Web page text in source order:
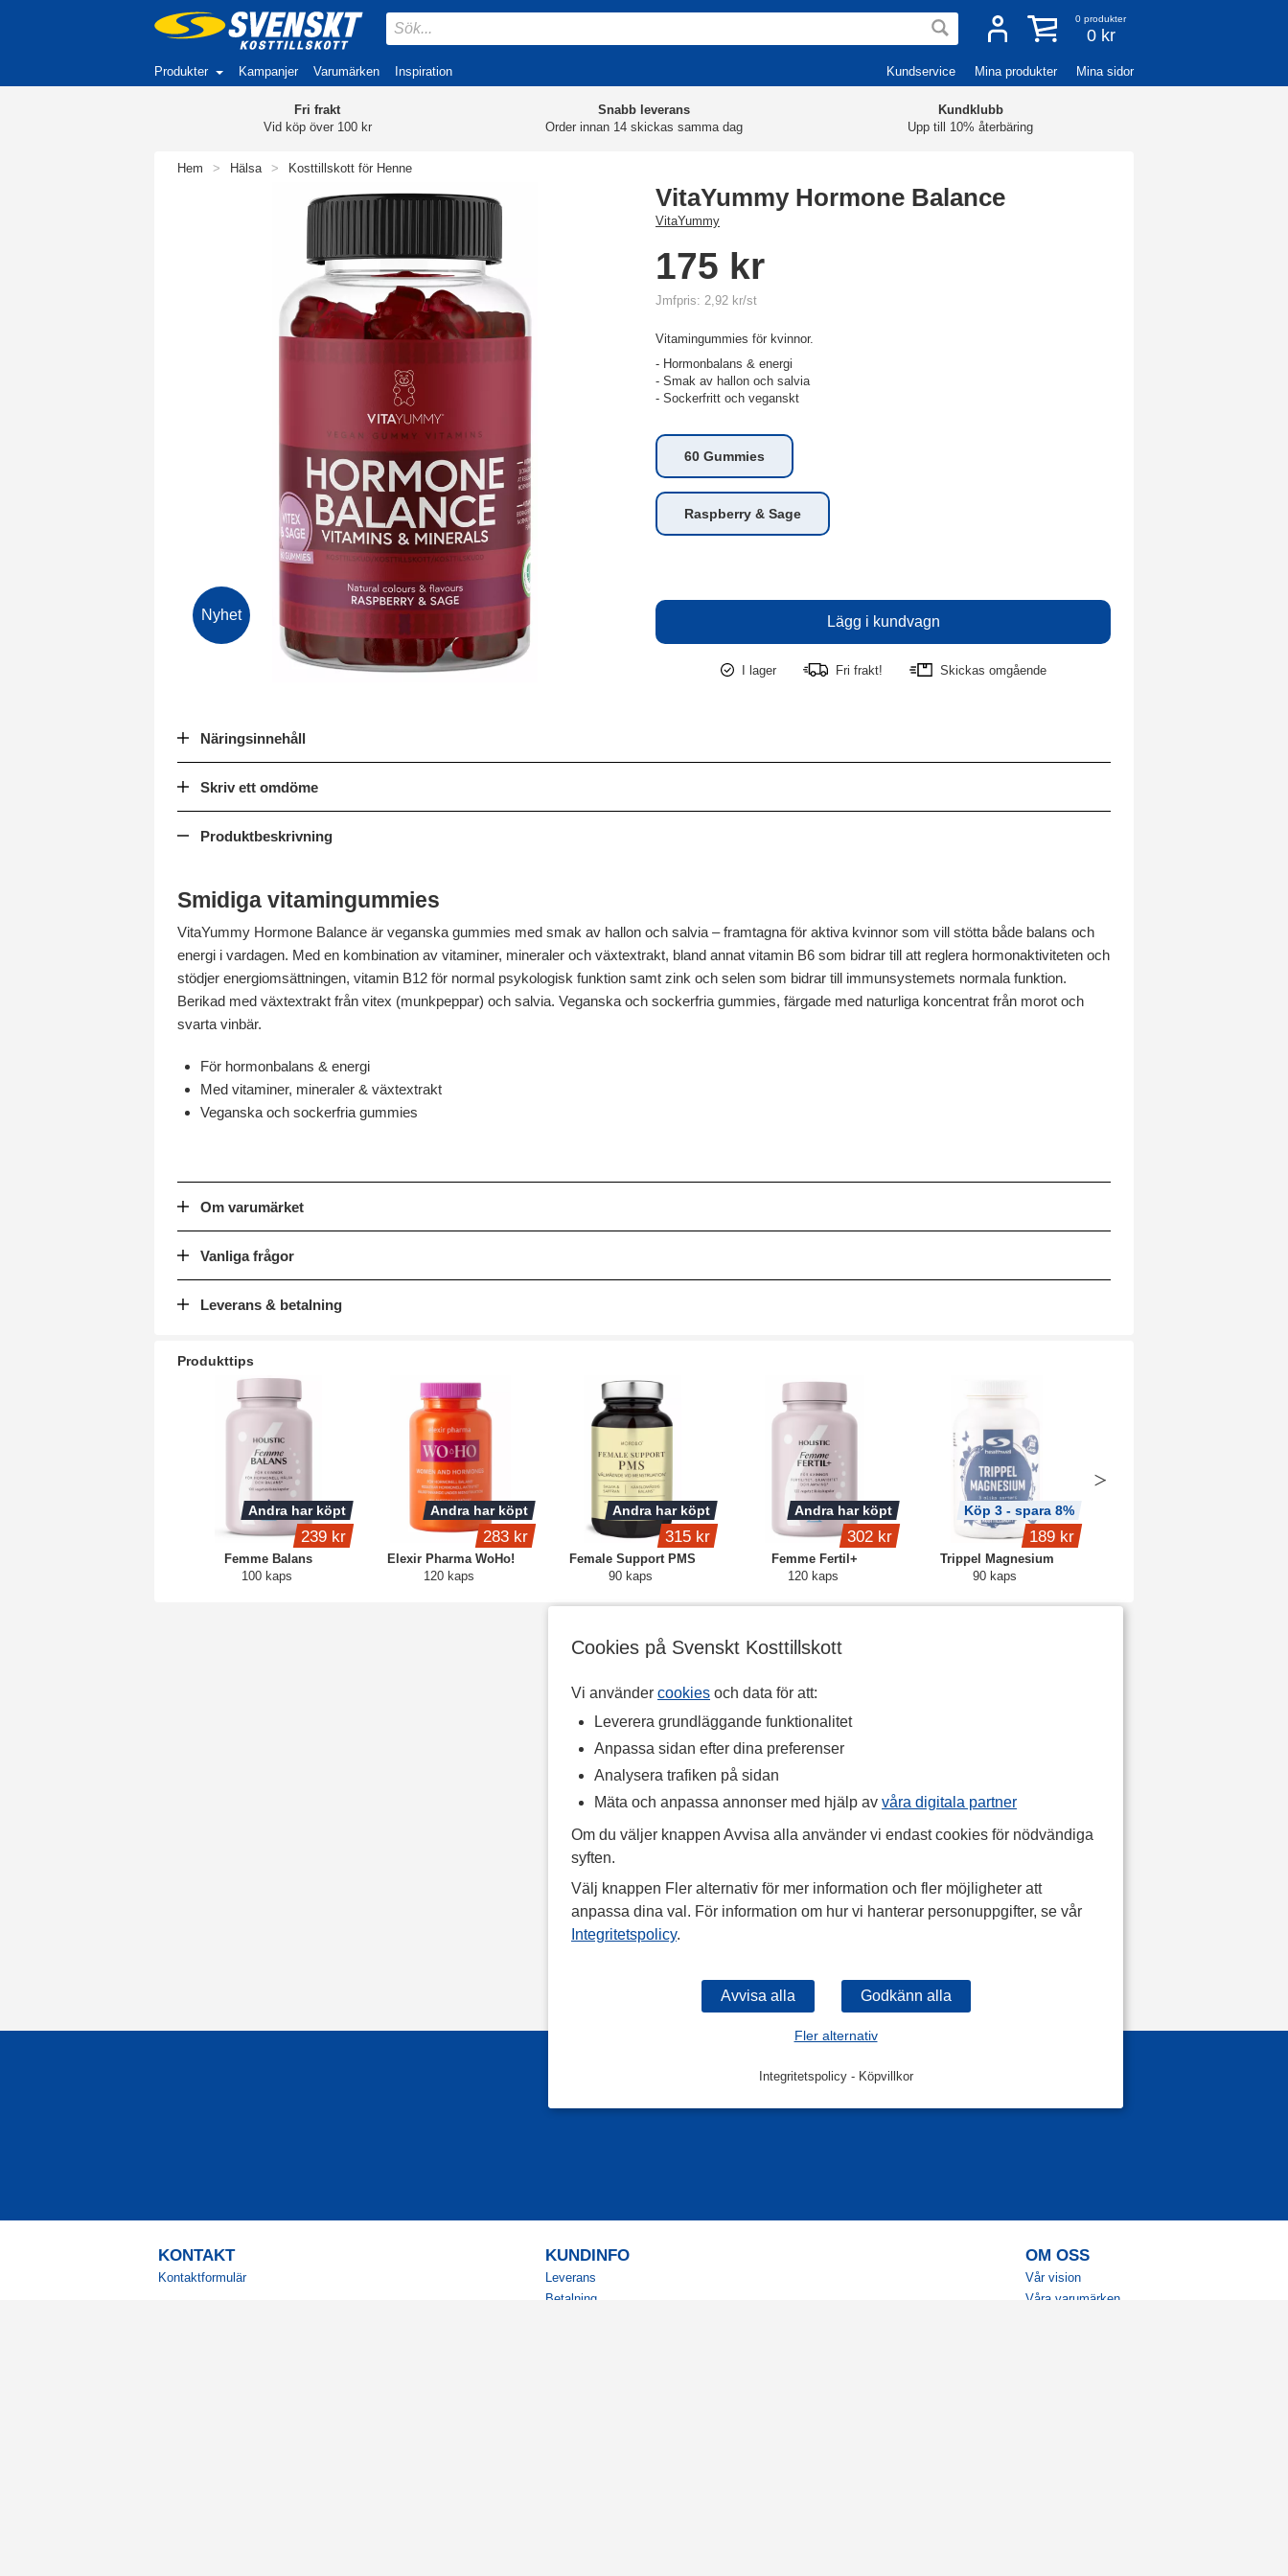
Cookies på Svenskt Kosttillskott
Vi använder cookies och data för att:
Leverera grundläggande funktionalitet
Anpassa sidan efter dina preferenser
Analysera trafiken på sidan
Mäta och anpassa annonser med hjälp av våra digitala partner
Om du väljer knappen Avvisa alla använder vi endast cookies för nödvändiga
syften.
Välj knappen Fler alternativ för mer information och fler möjligheter att
anpassa dina val. För information om hur vi hanterar personuppgifter, se vår
Integritetspolicy.
Fler alternativ
Integritetspolicy- Köpvillkor
0 produkter
0 kr
Produkter Kampanjer Varumärken Inspiration Kundservice Mina produkter Mina sidor
Fri frakt
Vid köp över 100 kr
Snabb leverans
Order innan 14 skickas samma dag
Kundklubb
Upp till 10% återbäring
Hem > Hälsa > Kosttillskott för Henne
Nyhet
VitaYummy Hormone Balance
VitaYummy
175 kr
Jmfpris: 2,92 kr/st
Vitamingummies för kvinnor.
- Hormonbalans & energi
- Smak av hallon och salvia
- Sockerfritt och veganskt
60 Gummies
Raspberry & Sage
I lager Fri frakt! Skickas omgående
Näringsinnehåll
Skriv ett omdöme
Produktbeskrivning
Smidiga vitamingummies
VitaYummy Hormone Balance är veganska gummies med smak av hallon och salvia – framtagna för aktiva kvinnor som vill stötta både balans och
energi i vardagen. Med en kombination av vitaminer, mineraler och växtextrakt, bland annat vitamin B6 som bidrar till att reglera hormonaktiviteten och
stödjer energiomsättningen, vitamin B12 för normal psykologisk funktion samt zink och selen som bidrar till immunsystemets normala funktion.
Berikad med växtextrakt från vitex (munkpeppar) och salvia. Veganska och sockerfria gummies, färgade med naturliga koncentrat från morot och
svarta vinbär.
För hormonbalans & energi
Med vitaminer, mineraler & växtextrakt
Veganska och sockerfria gummies
Om varumärket
Vanliga frågor
Leverans & betalning
Produkttips
Femme Balans
100 kaps
Andra har köpt
239 kr
Elexir Pharma WoHo!
120 kaps
Andra har köpt
283 kr
Female Support PMS
90 kaps
Andra har köpt
315 kr
Femme Fertil+
120 kaps
Andra har köpt
302 kr
Trippel Magnesium
90 kaps
Köp 3 - spara 8%
189 kr
KONTAKT
Kontaktformulär
KUNDINFO
Leverans
Betalning
OM OSS
Vår vision
Våra varumärken